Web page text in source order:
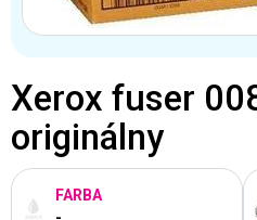
Xerox fuser
originálny
FARBA